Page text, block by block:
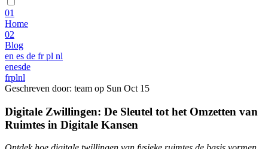
01
Home
02
Blog
en es de fr pl nl
enesde
frplnl
Geschreven door: team op Sun Oct 15
Digitale Zwillingen: De Sleutel tot het Omzetten van
Ruimtes in Digitale Kansen